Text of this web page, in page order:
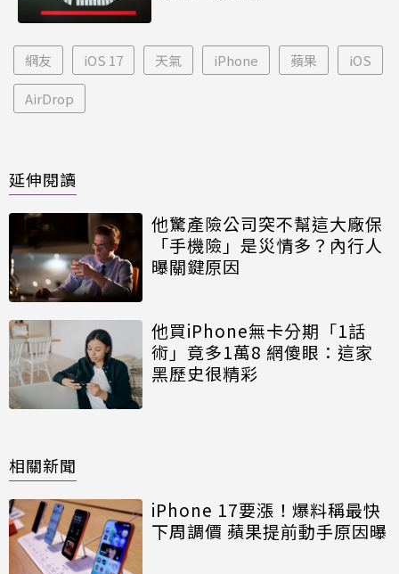
網友 iOS 17 天氣 iPhone 蘋果 iOS
AirDrop
延伸閱讀
他驚產險公司突不幫這大廠保
「手機險」是災情多？內行人
曝關鍵原因
他買iPhone無卡分期「1話
術」竟多1萬8 網傻眼：這家
黑歷史很精彩
相關新聞
iPhone 17要漲！爆料稱最快
下周調價 蘋果提前動手原因曝